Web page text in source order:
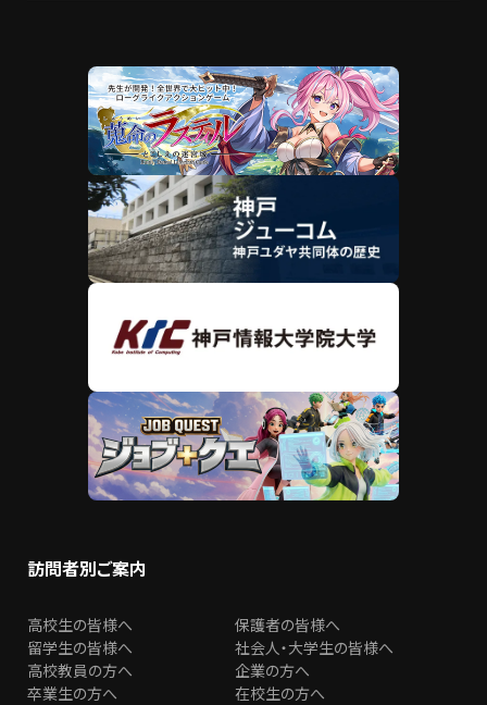
訪問者別ご案内
高校生の皆様へ
保護者の皆様へ
留学生の皆様へ
社会人・大学生の皆様へ
高校教員の方へ
企業の方へ
卒業生の方へ
在校生の方へ